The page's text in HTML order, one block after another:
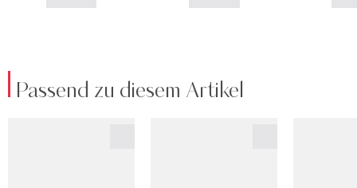
Passend zu diesem Artikel